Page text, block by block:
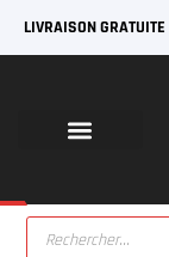
LIVRAISON GRATUITE